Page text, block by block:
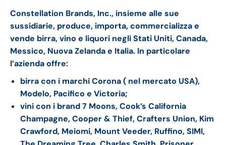
Constellation Brands, Inc., insieme alle sue
sussidiarie, produce, importa, commercializza e
vende birra, vino e liquori negli Stati Uniti, Canada,
Messico, Nuova Zelanda e Italia. In particolare
l’azienda offre:
birra con i marchi Corona ( nel mercato USA),
Modelo, Pacifico e Victoria;
vini con i brand 7 Moons, Cook’s California
Champagne, Cooper & Thief, Crafters Union, Kim
Crawford, Meiomi, Mount Veeder, Ruffino, SIMI,